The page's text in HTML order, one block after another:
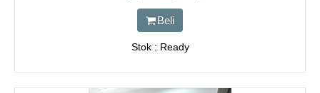
Beli
Stok : Ready